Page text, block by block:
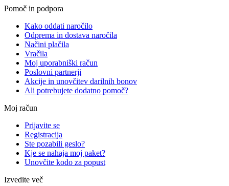
Pomoč in podpora
Kako oddati naročilo
Odprema in dostava naročila
Načini plačila
Vračila
Moj uporabniški račun
Poslovni partnerji
Akcije in unovčitev darilnih bonov
Ali potrebujete dodatno pomoč?
Moj račun
Prijavite se
Registracija
Ste pozabili geslo?
Kje se nahaja moj paket?
Unovčite kodo za popust
Izvedite več